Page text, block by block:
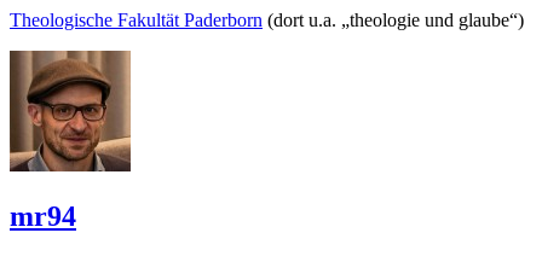
Theologische Fakultät Paderborn (dort u.a. „theologie und glaube“)
mr94